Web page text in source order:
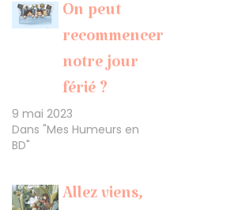
On peut
recommencer
notre jour
férié ?
9 mai 2023
Dans "Mes Humeurs en
BD"
Allez viens,